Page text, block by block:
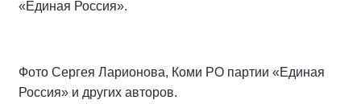
«Единая Россия».
Фото Сергея Ларионова, Коми РО партии «Единая
Россия» и других авторов.